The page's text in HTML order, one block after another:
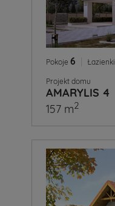
Pokoje 6 Łazienki
Projekt domu
AMARYLIS 4
157 m2